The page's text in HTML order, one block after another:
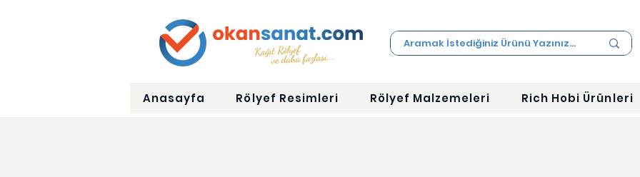
Anasayfa Rölyef Resimleri Rölyef Malzemeleri Rich Hobi Ürünleri